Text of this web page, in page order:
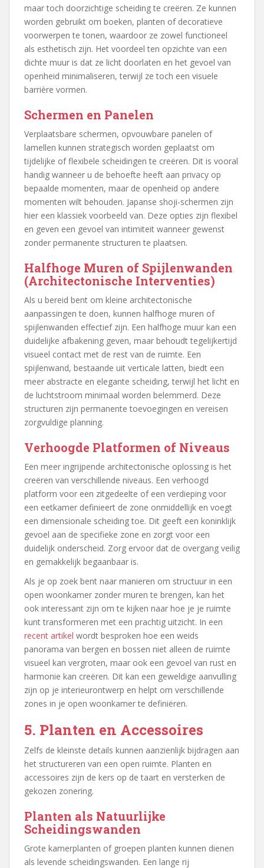
maar toch doorzichtige scheiding te creëren. Ze kunnen
worden gebruikt om boeken, planten of decoratieve
voorwerpen te tonen, waardoor ze zowel functioneel
als esthetisch zijn. Het voordeel ten opzichte van een
dichte muur is dat ze licht doorlaten en het gevoel van
openheid minimaliseren, terwijl ze toch een visuele
barrière vormen.
Schermen en Panelen
Verplaatsbare schermen, opvouwbare panelen of
lamellen kunnen strategisch worden geplaatst om
tijdelijke of flexibele scheidingen te creëren. Dit is vooral
handig wanneer u de behoefte heeft aan privacy op
bepaalde momenten, maar de openheid op andere
momenten wilt behouden. Japanse shoji-schermen zijn
hier een klassiek voorbeeld van. Deze opties zijn flexibel
en geven een gevoel van intimiteit wanneer gewenst
zonder permanente structuren te plaatsen.
Halfhoge Muren of Spijlenwanden
(Architectonische Interventies)
Als u bereid bent om kleine architectonische
aanpassingen te doen, kunnen halfhoge muren of
spijlenwanden effectief zijn. Een halfhoge muur kan een
duidelijke afbakening geven, maar behoudt tegelijkertijd
visueel contact met de rest van de ruimte. Een
spijlenwand, bestaande uit verticale latten, biedt een
meer abstracte en elegante scheiding, terwijl het licht en
de luchtstroom minimaal worden belemmerd. Deze
structuren zijn permanente toevoegingen en vereisen
zorgvuldige planning.
Verhoogde Platformen of Niveaus
Een meer ingrijpende architectonische oplossing is het
creëren van verschillende niveaus. Een verhoogd
platform voor een zitgedeelte of een verdieping voor
een eetkamer definieert de zone onmiddellijk en voegt
een dimensionale scheiding toe. Dit geeft een koninklijk
gevoel aan de specifieke zone en zorgt voor een
duidelijk onderscheid. Zorg ervoor dat de overgang veilig
en gemakkelijk begaanbaar is.
Als je op zoek bent naar manieren om structuur in een
open woonkamer zonder muren te brengen, kan het
ook interessant zijn om te kijken naar hoe je je ruimte
kunt transformeren met een prachtig uitzicht. In een
recent artikel wordt besproken hoe een weids
panorama van bergen en bossen niet alleen de ruimte
visueel kan vergroten, maar ook een gevoel van rust en
harmonie kan creëren. Dit kan een geweldige aanvulling
zijn op je interieurontwerp en helpt om verschillende
zones in je open woonkamer te definiëren.
5. Planten en Accessoires
Zelfs de kleinste details kunnen aanzienlijk bijdragen aan
het structureren van een open ruimte. Planten en
accessoires zijn de kers op de taart en versterken de
gekozen zonering.
Planten als Natuurlijke
Scheidingswanden
Grote kamerplanten of groepen planten kunnen dienen
als levende scheidingswanden. Een lange rij